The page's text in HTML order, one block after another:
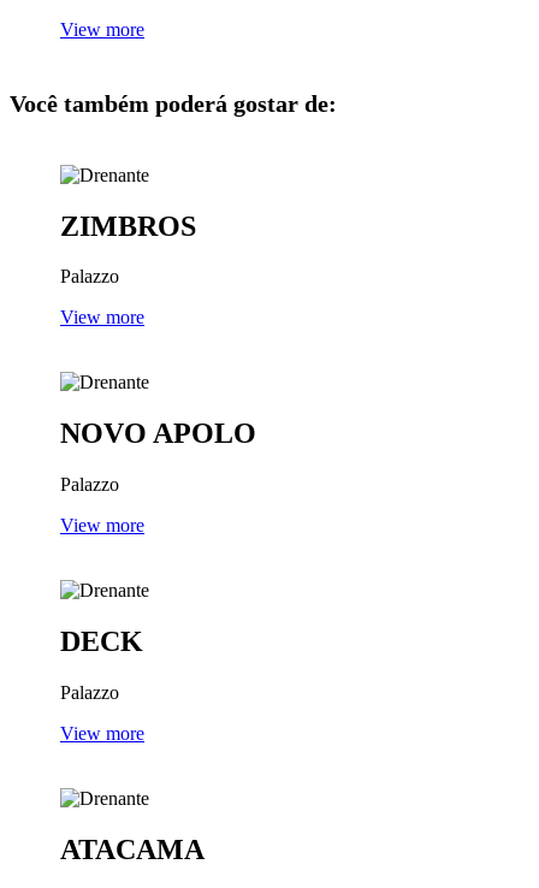
View more
Você também poderá gostar de:
ZIMBROS
Palazzo
View more
NOVO APOLO
Palazzo
View more
DECK
Palazzo
View more
ATACAMA